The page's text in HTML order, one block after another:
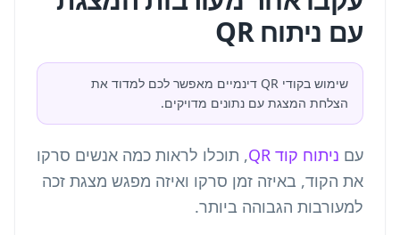
עם ניתוח QR
שימוש בקודי QR דינמיים מאפשר לכם למדוד את
הצלחת המצגת עם נתונים מדויקים.
עם ניתוח קוד QR
, תוכלו לראות כמה אנשים סרקו
את הקוד, באיזה זמן סרקו ואיזה מפגש מצגת זכה
למעורבות הגבוהה ביותר.